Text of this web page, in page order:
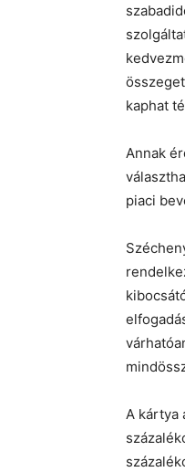
kaphat
Annak
piaci
A kártya